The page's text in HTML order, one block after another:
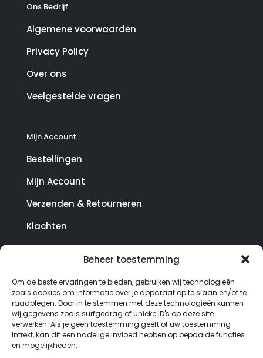
Beheer toestemming
Om de beste ervaringen te bieden, gebruiken wij technologieën
zoals cookies om informatie over je apparaat op te slaan en/of te
raadplegen. Door in te stemmen met deze technologieën kunnen
wij gegevens zoals surfgedrag of unieke ID's op deze site
verwerken. Als je geen toestemming geeft of uw toestemming
intrekt, kan dit een nadelige invloed hebben op bepaalde functies
en mogelijkheden.
Ons Bedrijf
Algemene voorwaarden
Privacy Policy
Over ons
Veelgestelde vragen
Mijn Account
Bestellingen
Mijn Account
Verzenden & Retourneren
Klachten
© Copyright SterrenHosting 2021-2026 - In opdracht
van Lynaly.nl